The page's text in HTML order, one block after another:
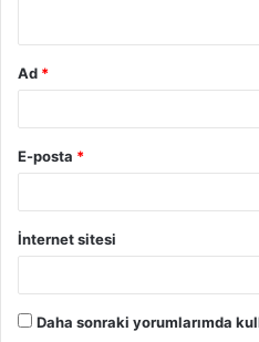
Ad *
E-posta *
İnternet sitesi
Daha sonraki yorumlarımda